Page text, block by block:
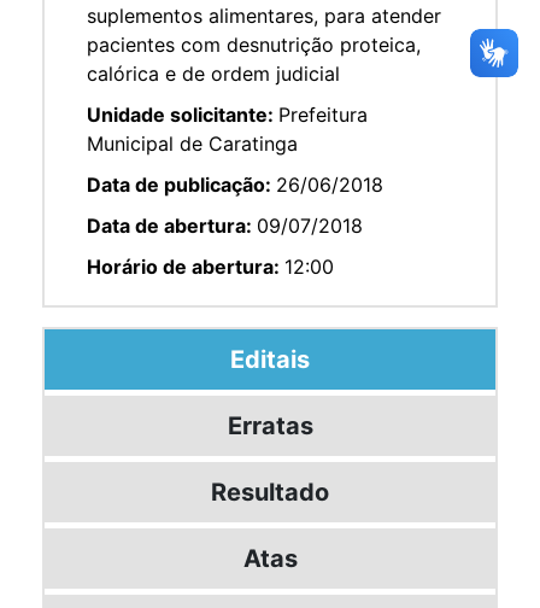
suplementos alimentares, para atender
pacientes com desnutrição proteica,
calórica e de ordem judicial
Unidade solicitante: Prefeitura
Municipal de Caratinga
Data de publicação: 26/06/2018
Data de abertura: 09/07/2018
Horário de abertura: 12:00
Editais
Erratas
Resultado
Atas